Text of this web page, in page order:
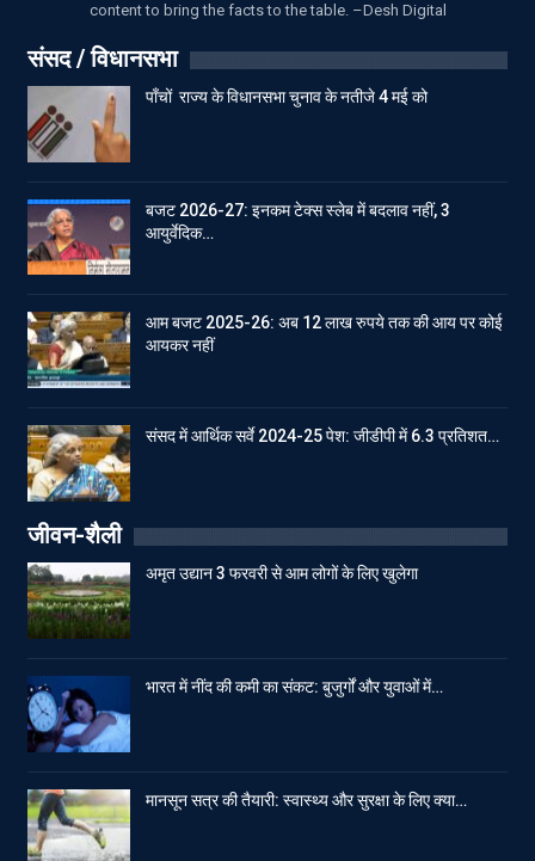
content to bring the facts to the table. –Desh Digital
संसद / विधानसभा
पाँचों राज्य के विधानसभा चुनाव के नतीजे 4 मई को
बजट 2026-27: इनकम टेक्स स्लेब में बदलाव नहीं, 3
आयुर्वेदिक…
आम बजट 2025-26: अब 12 लाख रुपये तक की आय पर कोई
आयकर नहीं
संसद में आर्थिक सर्वे 2024-25 पेश: जीडीपी में 6.3 प्रतिशत…
जीवन-शैली
अमृत उद्यान 3 फरवरी से आम लोगों के लिए खुलेगा
भारत में नींद की कमी का संकट: बुजुर्गों और युवाओं में…
मानसून सत्र की तैयारी: स्वास्थ्य और सुरक्षा के लिए क्या…